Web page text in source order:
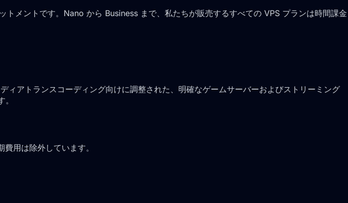
メントです。Nano から Business まで、私たちが販売するすべての VPS プランは時間課金
アトランスコーディング向けに調整された、明確なゲームサーバーおよびストリーミング
用は除外しています。